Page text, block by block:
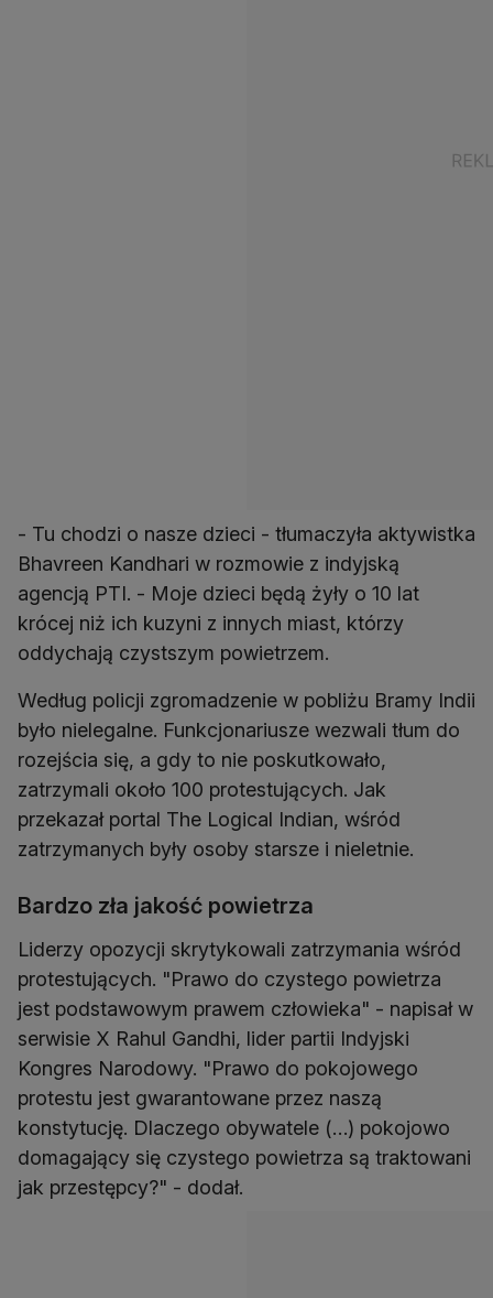
- Tu chodzi o nasze dzieci - tłumaczyła aktywistka
Bhavreen Kandhari w rozmowie z indyjską
agencją PTI. - Moje dzieci będą żyły o 10 lat
krócej niż ich kuzyni z innych miast, którzy
oddychają czystszym powietrzem.
Według policji zgromadzenie w pobliżu Bramy Indii
było nielegalne. Funkcjonariusze wezwali tłum do
rozejścia się, a gdy to nie poskutkowało,
zatrzymali około 100 protestujących. Jak
przekazał portal The Logical Indian, wśród
zatrzymanych były osoby starsze i nieletnie.
Bardzo zła jakość powietrza
Liderzy opozycji skrytykowali zatrzymania wśród
protestujących. "Prawo do czystego powietrza
jest podstawowym prawem człowieka" - napisał w
serwisie X Rahul Gandhi, lider partii Indyjski
Kongres Narodowy. "Prawo do pokojowego
protestu jest gwarantowane przez naszą
konstytucję. Dlaczego obywatele (…) pokojowo
domagający się czystego powietrza są traktowani
jak przestępcy?" - dodał.